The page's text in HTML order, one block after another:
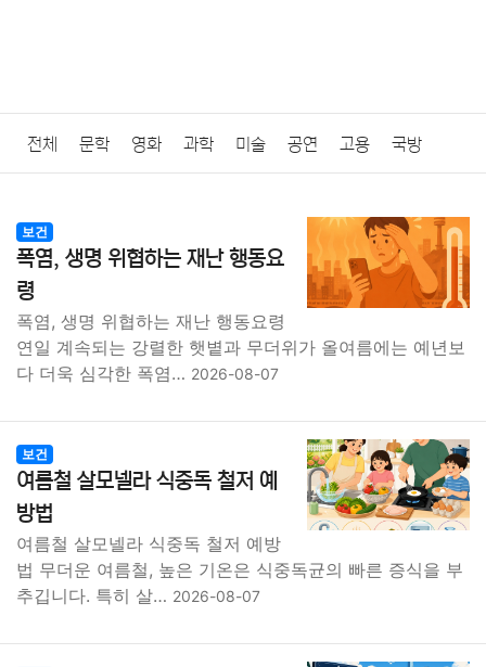
전체 문학 영화 과학 미술 공연 고용 국방
질병 가요 방송 일상 주식 암호화폐 블록체인
결혼 육아 반려동물 패션 미용
요리 상품리뷰 원예 금융 게임
대출 IT 컴퓨터 기술
종교 의학 경제 마케팅
부동산 외국어 교육 교통 생활 기타
보건
폭염, 생명 위협하는 재난 행동요
령
폭염, 생명 위협하는 재난 행동요령
연일 계속되는 강렬한 햇볕과 무더위가 올여름에는 예년보
다 더욱 심각한 폭염… 2026-08-07
보건
여름철 살모넬라 식중독 철저 예
방법
여름철 살모넬라 식중독 철저 예방
법 무더운 여름철, 높은 기온은 식중독균의 빠른 증식을 부
추깁니다. 특히 살… 2026-08-07